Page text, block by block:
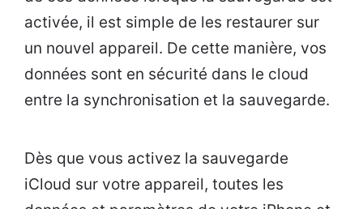
activée, il est simple de les restaurer sur
un nouvel appareil. De cette manière, vos
données sont en sécurité dans le cloud
entre la synchronisation et la sauvegarde.
Dès que vous activez la sauvegarde
iCloud sur votre appareil, toutes les